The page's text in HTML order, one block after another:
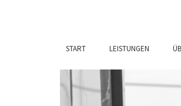
START LEISTUNGEN